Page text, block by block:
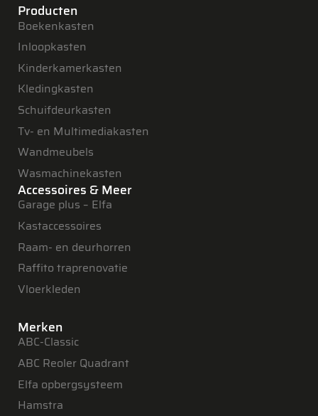
Producten
Boekenkasten
Inloopkasten
Kinderkamerkasten
Kledingkasten
Schuifdeurkasten
Tv- en Multimediakasten
Wandmeubels
Wasmachinekasten
Accessoires & Meer
Garage plus – Elfa
Kastaccessoires
Raam- en deurhorren
Raffito traprenovatie
Vloerkleden
Merken
ABC-Classic
ABC Reoler Quadrant
Elfa opbergsysteem
Hamstra